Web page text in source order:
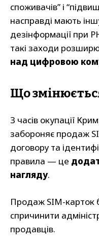
споживачів” і
насправді мають
дезінформації при
такі заходи
над цифровою
Що
З часів окупації
забороняє продаж
договору та
правила — це
нагляду.
Продаж SIM-карток
спричинити
продавців.